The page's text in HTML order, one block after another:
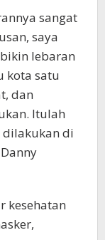
sangat
saya
lebaran
kota satu
dan
Itulah
dilakukan di
kesehatan